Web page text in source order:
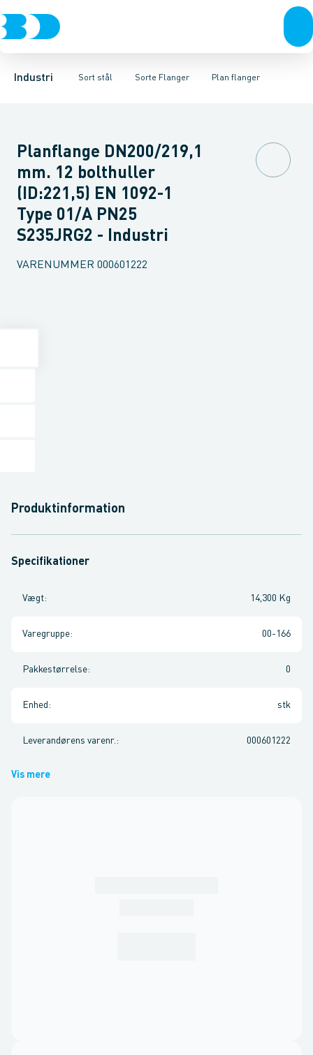
Industri Sort stål
VentilerRustfrit stål Sort stålGalvaniseret stålPlast
Sorte Flanger
Sorte rør Sorte gevindfittingsSorte svejse fittingsSorte
Plan flanger
GevindflangerPlan flangerSvejseflanger m. kraveFlanger
Planflange DN200/219,1
mm. 12 bolthuller
(ID:221,5) EN 1092-1
Type 01/A PN25
S235JRG2 - Industri
VARENUMMER 000601222
Produktinformation
Specifikationer
Vægt: 14,300 Kg
Varegruppe: 00-166
Pakkestørrelse: 0
Enhed : stk
Leverandørens varenr. : 000601222
Vis mere